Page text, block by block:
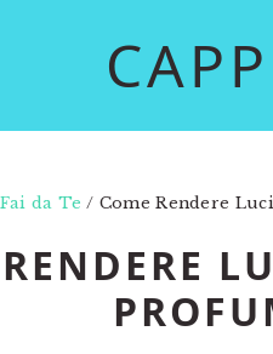
Fai da Te / Come Rendere